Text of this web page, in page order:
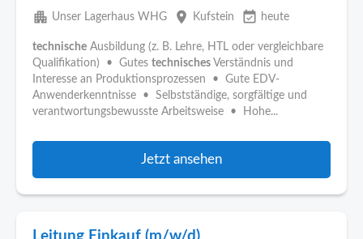
apartment Unser Lagerhaus WHG place Kufstein event_available heute
technische Ausbildung (z. B. Lehre, HTL oder vergleichbare
Qualifikation) • Gutes technisches Verständnis und
Interesse an Produktionsprozessen • Gute EDV-
Anwenderkenntnisse • Selbstständige, sorgfältige und
verantwortungsbewusste Arbeitsweise • Hohe...
Jetzt ansehen